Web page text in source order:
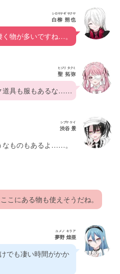
白柳 朔也
シロヤナギ サクヤ
物が多いですね…。
聖 拓弥
ヒジリ タクミ
道具も服もあるな……
渋谷 景
シブヤ ケイ
なものもあるよ……。
こにある物も使えそうだね。
夢野 煌亜
ユメノ キラア
でも凄い時間がかか